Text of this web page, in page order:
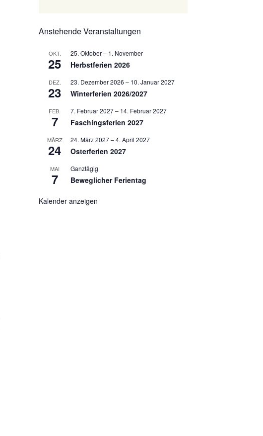
Anstehende Veranstaltungen
OKT.
25
25. Oktober– 1. November
Herbstferien 2026
DEZ.
23
23. Dezember 2026 – 10. Januar 2027
Winterferien 2026/2027
FEB.
7
7. Februar 2027– 14. Februar 2027
Faschingsferien 2027
MÄRZ
24
24. März 2027–4. April 2027
Osterferien 2027
MAI
7
Ganztägig
Beweglicher Ferientag
Kalender anzeigen